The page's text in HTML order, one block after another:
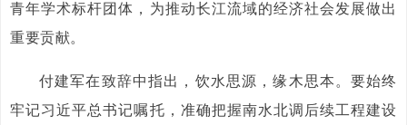
青年学术标杆团体，为推动长江流域的经济社会发展做出
重要贡献。
付建军在致辞中指出，饮水思源，缘木思本。要始终
牢记习近平总书记嘱托，准确把握南水北调后续工程建设